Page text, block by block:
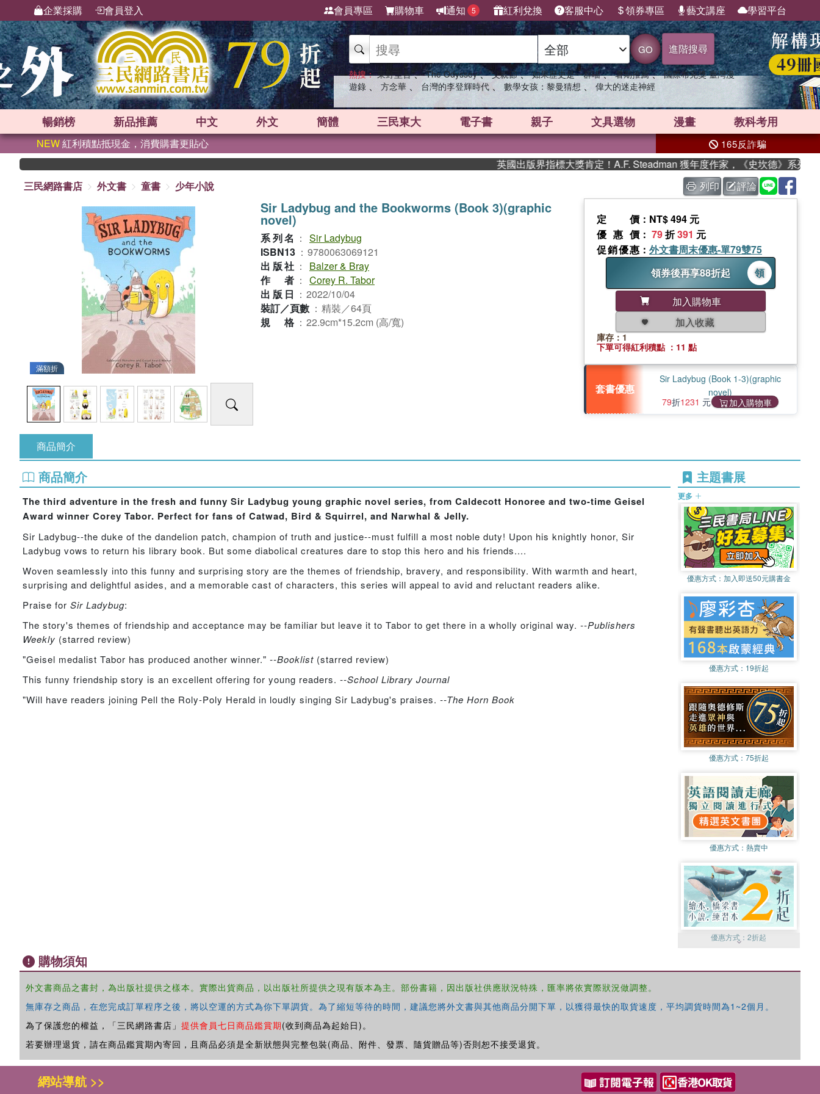
企業採購 會員登入 會員專區 購物車 通知 5 紅利兌換 客服中心 領券專區 藝文講座 學習平台
GO 進階搜尋
熱搜： 東野圭吾 、 The Odyssey 、 父親節 、 如果歷史是一群喵 、 暑期推薦 、 國際布克獎 臺灣漫
遊錄 、 方念華 、 台灣的李登輝時代 、 數學女孩：黎曼猜想 、 偉大的迷走神經
暢銷榜 新品推薦 中文 外文 簡體 三民東大 電子書 親子 文具選物 漫畫 教科考用
NEW紅利積點抵現金，消費購書更貼心 165反詐騙
英國出版界指標大獎肯定！A.F. Steadman 獲年度作家，《史坎德》系列帶你
三民網路書店
外文書 童書 少年小說 列印 評論
滿額折
Sir Ladybug and the Bookworms (Book 3)(graphic
novel)
系列名 ： Sir Ladybug
ISBN13 ： 9780063069121
出版社 ：
Balzer & Bray
作者 ： Corey R. Tabor
出版日 ： 2022/10/04
裝訂／頁數 ： 精裝／64頁
規格 ： 22.9cm*15.2cm (高/寬)
定價 ：NT$ 494 元
優惠價 ： 79折391 元
促銷優惠 ： 外文書周末優惠-單79雙75
領券後再享88折起
領
加入購物車
加入收藏
庫存：1
下單可得紅利積點 ：11 點
套書優惠
Sir Ladybug (Book 1-3)(graphic
novel)
79折1231 元 加入購物車
商品簡介
商品簡介
The third adventure in the fresh and funny Sir Ladybug young graphic novel series, from Caldecott Honoree and two-time Geisel
Award winner Corey Tabor. Perfect for fans of Catwad, Bird & Squirrel, and Narwhal & Jelly.
Sir Ladybug--the duke of the dandelion patch, champion of truth and justice--must fulfill a most noble duty! Upon his knightly honor, Sir
Ladybug vows to return his library book. But some diabolical creatures dare to stop this hero and his friends....
Woven seamlessly into this funny and surprising story are the themes of friendship, bravery, and responsibility. With warmth and heart,
surprising and delightful asides, and a memorable cast of characters, this series will appeal to avid and reluctant readers alike.
Praise for Sir Ladybug:
The story's themes of friendship and acceptance may be familiar but leave it to Tabor to get there in a wholly original way. --Publishers
Weekly (starred review)
"Geisel medalist Tabor has produced another winner." --Booklist (starred review)
This funny friendship story is an excellent offering for young readers. --School Library Journal
"Will have readers joining Pell the Roly-Poly Herald in loudly singing Sir Ladybug's praises. --The Horn Book
主題書展
更多
優惠方式： 加入即送50元購書金
優惠方式： 19折起
優惠方式： 75折起
優惠方式： 熱賣中
優惠方式：2折起
購物須知
外文書商品之書封，為出版社提供之樣本。實際出貨商品，以出版社所提供之現有版本為主。部份書籍，因出版社供應狀況特殊，匯率將依實際狀況做調整。
無庫存之商品，在您完成訂單程序之後，將以空運的方式為你下單調貨。為了縮短等待的時間，建議您將外文書與其他商品分開下單，以獲得最快的取貨速度，平均調貨時間為1~2個月。
為了保護您的權益，「三民網路書店」 提供會員七日商品鑑賞期(收到商品為起始日)。
若要辦理退貨，請在商品鑑賞期內寄回，且商品必須是全新狀態與完整包裝(商品、附件、發票、隨貨贈品等)否則恕不接受退貨。
網站導航 >>